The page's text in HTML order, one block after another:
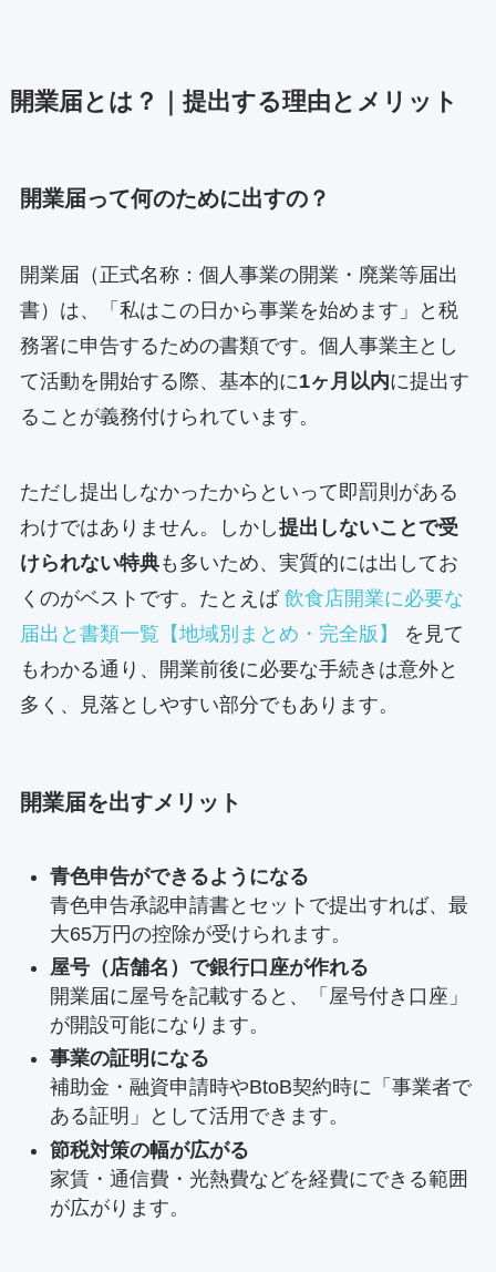
開業届とは？｜提出する理由とメリット
開業届って何のために出すの？
開業届（正式名称：個人事業の開業・廃業等届出
書）は、「私はこの日から事業を始めます」と税
務署に申告するための書類です。個人事業主とし
て活動を開始する際、基本的に1ヶ月以内に提出す
ることが義務付けられています。
ただし提出しなかったからといって即罰則がある
わけではありません。しかし提出しないことで受
けられない特典も多いため、実質的には出してお
くのがベストです。たとえば 飲食店開業に必要な
届出と書類一覧【地域別まとめ・完全版】
を見て
もわかる通り、開業前後に必要な手続きは意外と
多く、見落としやすい部分でもあります。
開業届を出すメリット
青色申告ができるようになる
青色申告承認申請書とセットで提出すれば、最
大65万円の控除が受けられます。
屋号（店舗名）で銀行口座が作れる
開業届に屋号を記載すると、「屋号付き口座」
が開設可能になります。
事業の証明になる
補助金・融資申請時やBtoB契約時に「事業者で
ある証明」として活用できます。
節税対策の幅が広がる
家賃・通信費・光熱費などを経費にできる範囲
が広がります。